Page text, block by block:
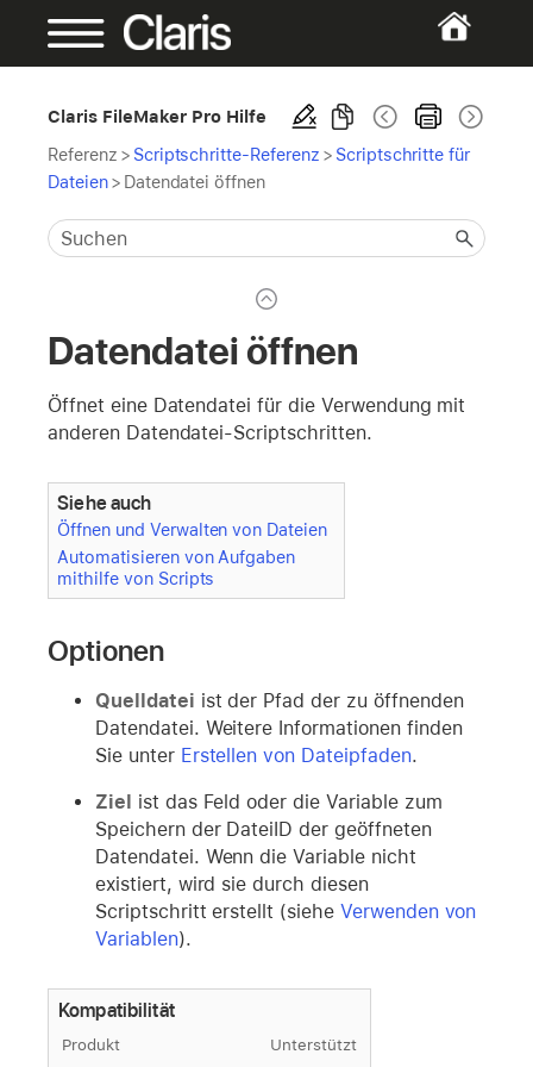
Claris FileMaker Pro Hilfe
Referenz > Scriptschritte-Referenz > Scriptschritte für
Dateien> Datendatei öffnen
Datendatei öffnen
Öffnet eine Datendatei für die Verwendung mit
anderen Datendatei-Scriptschritten.
Siehe auch
Öffnen und Verwalten von Dateien
Automatisieren von Aufgaben
mithilfe von Scripts
Optionen
Quelldatei ist der Pfad der zu öffnenden
Datendatei. Weitere Informationen finden
Sie unter Erstellen von Dateipfaden.
Ziel ist das Feld oder die Variable zum
Speichern der DateiID der geöffneten
Datendatei. Wenn die Variable nicht
existiert, wird sie durch diesen
Scriptschritt erstellt (siehe Verwenden von
Variablen).
Kompatibilität
Produkt Unterstützt